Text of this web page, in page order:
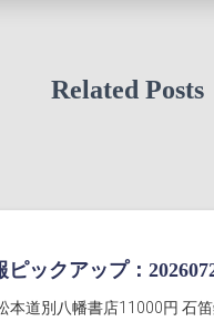
Related Posts
ピックアップ：
本道別八幡書店11000円 石